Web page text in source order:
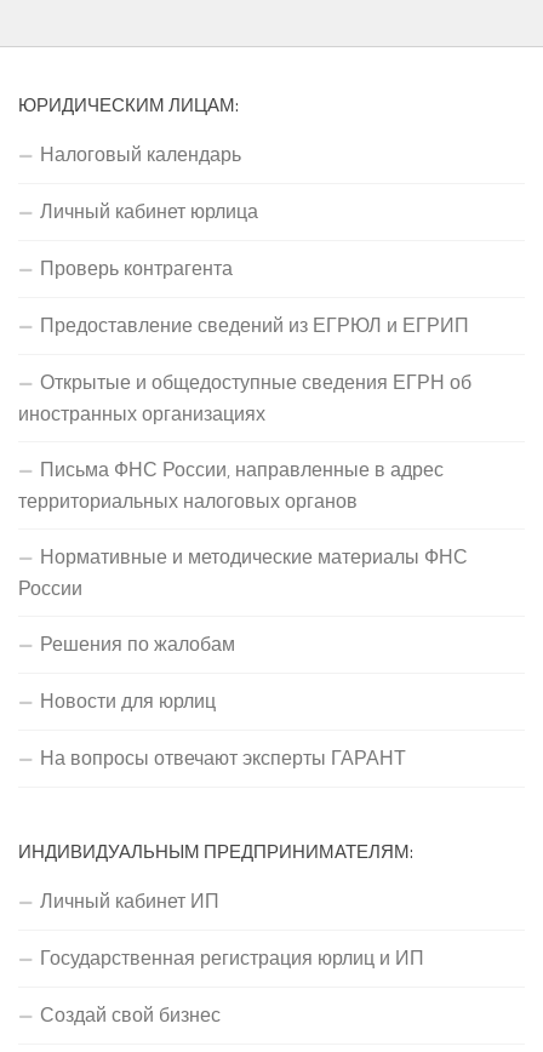
ЮРИДИЧЕСКИМ ЛИЦАМ:
Налоговый календарь
Личный кабинет юрлица
Проверь контрагента
Предоставление сведений из ЕГРЮЛ и ЕГРИП
Открытые и общедоступные сведения ЕГРН об
иностранных организациях
Письма ФНС России, направленные в адрес
территориальных налоговых органов
Нормативные и методические материалы ФНС
России
Решения по жалобам
Новости для юрлиц
На вопросы отвечают эксперты ГАРАНТ
ИНДИВИДУАЛЬНЫМ ПРЕДПРИНИМАТЕЛЯМ:
Личный кабинет ИП
Государственная регистрация юрлиц и ИП
Создай свой бизнес